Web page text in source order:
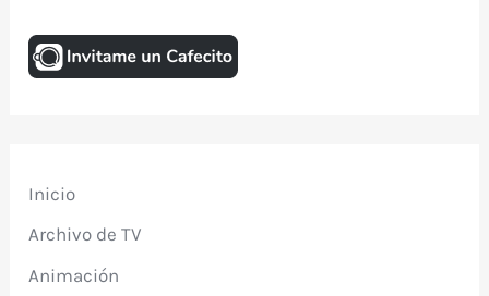
Inicio
Archivo de TV
Animación